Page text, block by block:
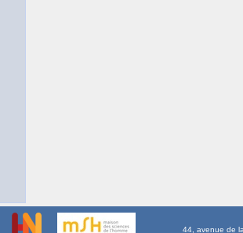
44, avenue de